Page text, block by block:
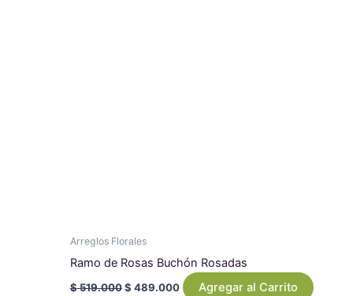
Arreglos Florales
Ramo de Rosas Buchón Rosadas
$519.000 $ 489.000 Agregar al Carrito